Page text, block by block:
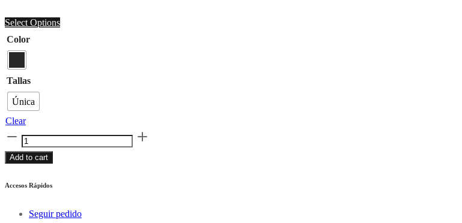
Select Options
Color
Tallas
Única
Clear
Pareo
Wild
Add to cart
Accesos Rápidos
Seguir pedido